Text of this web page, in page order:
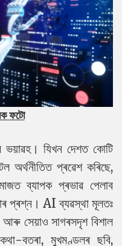
ফটো
ভয়াৱহ। যিখন দেশত কোটি
অৰ্থনীতিত প্ৰৱেশ কৰিছে,
ব্যাপক প্ৰভাৱ পেলাব
প্ৰশ্ন। AI ব্যৱস্থা মূলতঃ
সেয়াও সাগৰসদৃশ বিশাল
বতৰা, মুখমণ্ডলৰ ছবি,